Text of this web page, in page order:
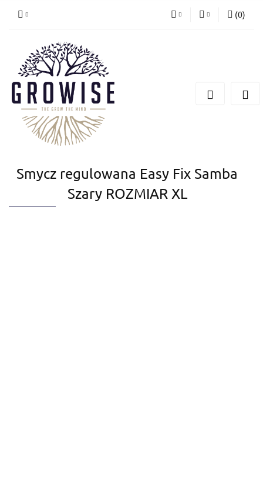
(0)
Smycz regulowana Easy Fix Samba
Szary ROZMIAR XL